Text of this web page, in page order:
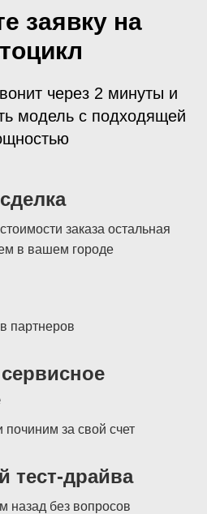
заявку на
через 2 минуты и
модель с подходящей
заказа остальная
в вашем городе
партнеров
за свой счет
тест-драйва
назад без вопросов